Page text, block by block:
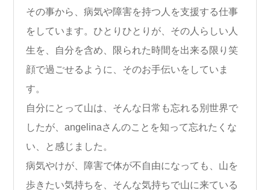
その事から、病気や障害を持つ人を支援する仕事
をしています。ひとりひとりが、その人らしい人
生を、自分を含め、限られた時間を出来る限り笑
顔で過ごせるように、そのお手伝いをしていま
す。
自分にとって山は、そんな日常も忘れる別世界で
したが、angelinaさんのことを知って忘れたくな
い、と感じました。
病気やけが、障害で体が不自由になっても、山を
歩きたい気持ちを、そんな気持ちで山に来ている